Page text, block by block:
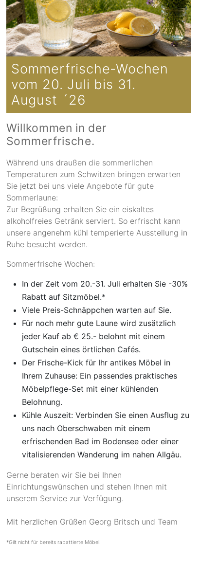
Sommerfrische-Wochen
vom 20. Juli bis 31.
August ´26
Willkommen in der
Sommerfrische.
Während uns draußen die sommerlichen
Temperaturen zum Schwitzen bringen erwarten
Sie jetzt bei uns viele Angebote für gute
Sommerlaune:
Zur Begrüßung erhalten Sie ein eiskaltes
alkoholfreies Getränk serviert. So erfrischt kann
unsere angenehm kühl temperierte Ausstellung in
Ruhe besucht werden.
Sommerfrische Wochen:
In der Zeit vom 20.-31. Juli erhalten Sie -30%
Rabatt auf Sitzmöbel.*
Viele Preis-Schnäppchen warten auf Sie.
Für noch mehr gute Laune wird zusätzlich
jeder Kauf ab € 25.- belohnt mit einem
Gutschein eines örtlichen Cafés.
Der Frische-Kick für Ihr antikes Möbel in
Ihrem Zuhause: Ein passendes praktisches
Möbelpflege-Set mit einer kühlenden
Belohnung.
Kühle Auszeit: Verbinden Sie einen Ausflug zu
uns nach Oberschwaben mit einem
erfrischenden Bad im Bodensee oder einer
vitalisierenden Wanderung im nahen Allgäu.
Gerne beraten wir Sie bei Ihnen
Einrichtungswünschen und stehen Ihnen mit
unserem Service zur Verfügung.
Mit herzlichen Grüßen Georg Britsch und Team
*Gilt nicht für bereits rabattierte Möbel.